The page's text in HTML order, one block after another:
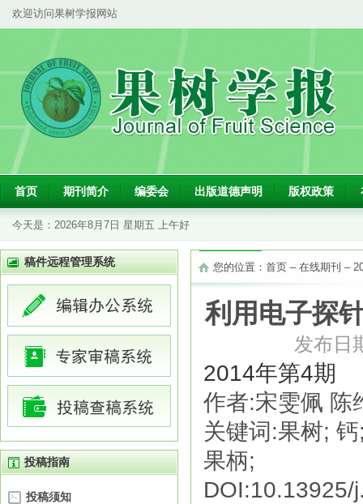
欢迎访问果树学报网站
首页 期刊简介 编委会 出版道德声明 版权政策
今天是： 2026年8月7日 星期五 上午好
稿件远程管理系统
投稿指南
投稿须知
您的位置： 首页 – 在线期刊 –
利用电子探
发布日
2014年第4期
作者:宋雯佩 陈
关键词:果树;
果柄;
DOI:10.13925/